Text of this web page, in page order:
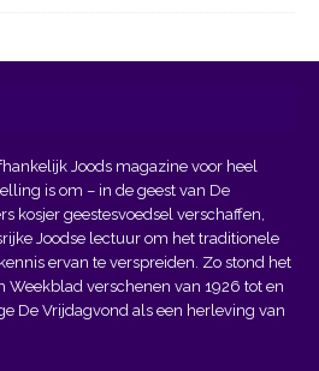
Joods magazine voor heel
is om – in de geest van De
kosjer geestesvoedsel verschaffen,
Joodse lectuur om het traditionele
ervan te verspreiden. Zo stond het
Weekblad verschenen van 1926 tot en
De Vrijdagvond als een herleving van